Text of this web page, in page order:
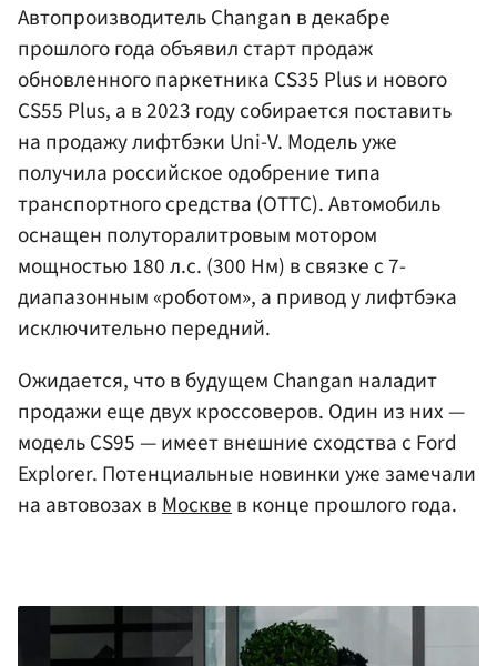
Автопроизводитель Changan в декабре
прошлого года объявил старт продаж
обновленного паркетника CS35 Plus и нового
CS55 Plus, а в 2023 году собирается поставить
на продажу лифтбэки Uni-V. Модель уже
получила российское одобрение типа
транспортного средства (ОТТС). Автомобиль
оснащен полуторалитровым мотором
мощностью 180 л.с. (300 Нм) в связке с 7-
диапазонным «роботом», а привод у лифтбэка
исключительно передний.
Ожидается, что в будущем Changan наладит
продажи еще двух кроссоверов. Один из них —
модель CS95 — имеет внешние сходства с Ford
Explorer. Потенциальные новинки уже замечали
на автовозах вМосквев конце прошлого года.